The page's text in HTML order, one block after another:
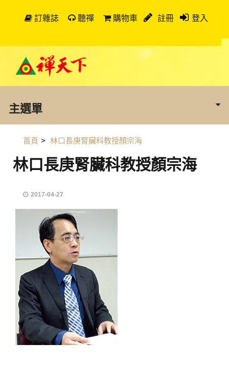
訂雜誌 聽禪 購物車 註冊 登入
主選單
首頁 > 林口長庚腎臟科教授顏宗海
林口長庚腎臟科教授顏宗海
2017-04-27